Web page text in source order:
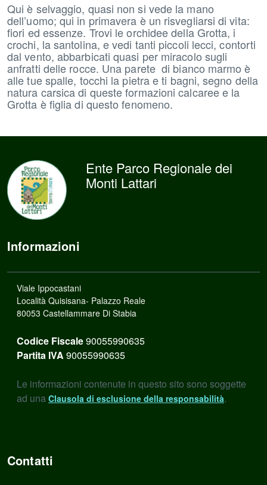
Qui è selvaggio, quasi non si vede la mano
dell’uomo; qui in primavera è un risvegliarsi di vita:
fiori ed essenze. Trovi le orchidee della Grotta, i
crochi, la santolina, e vedi tanti piccoli lecci, contorti
dal vento, abbarbicati quasi per miracolo sugli
anfratti delle rocce. Una parete di bianco marmo è
alle tue spalle, tocchi la pietra e ti bagni, segno della
natura carsica di queste formazioni calcaree e la
Grotta è figlia di questo fenomeno.
Ente Parco Regionale dei
Monti Lattari
Informazioni
Viale Ippocastani
Località Quisisana- Palazzo Reale
80053 Castellammare Di Stabia
Codice Fiscale90055990635
Partita IVA 90055990635
Le informazioni contenute in questo sito sono soggette
ad una Clausola di esclusione della responsabilità.
Contatti